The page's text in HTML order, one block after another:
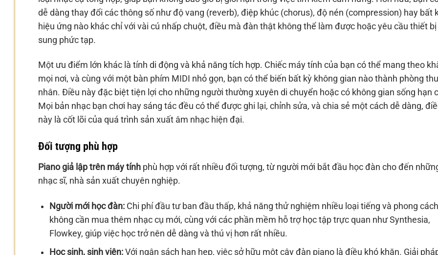
dễ dàng thay đổi các thông số như độ vang (reverb), điệp khúc (chorus), độ nén (compression) hay bất
hiệu ứng nào khác chỉ với vài cú nhấp chuột, điều mà đàn thật không thể làm được hoặc yêu cầu thiết bị
sung phức tạp.
Một ưu điểm lớn khác là tính di động và khả năng tích hợp. Chiếc máy tính của bạn có thể mang theo
mọi nơi, và cùng với một bàn phím MIDI nhỏ gọn, bạn có thể biến bất kỳ không gian nào thành phòng
nhân. Điều này đặc biệt tiện lợi cho những người thường xuyên di chuyển hoặc có không gian sống hạn
Mọi bản nhạc bạn chơi hay sáng tác đều có thể được ghi lại, chỉnh sửa, và chia sẻ một cách dễ dàng,
này là cốt lõi của quá trình sản xuất âm nhạc hiện đại.
Đối tượng phù hợp
Piano giả lập trên máy tínhphù hợp với rất nhiều đối tượng, từ người mới bắt đầu học đàn cho đến
nhạc sĩ, nhà sản xuất chuyên nghiệp.
Người mới học đàn:Chi phí đầu tư ban đầu thấp, khả năng thử nghiệm nhiều loại tiếng và phong
không cần mua thêm nhạc cụ mới, cùng với các phần mềm hỗ trợ học tập trực quan như Synthesia,
Flowkey, giúp việc học trở nên dễ dàng và thú vị hơn rất nhiều.
Học sinh, sinh viên:Với ngân sách hạn hẹp, việc sở hữu một cây đàn piano là điều khó khăn. Giải